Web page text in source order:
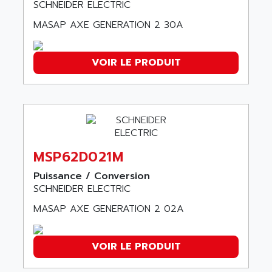
MOVITRAC
LEXIUM
SERVODYN
SE50
ACMD2
PLS514
PLS510
SERVOSTAR
AC FEED MOTOR
ADITEC
ADL EUROTECH
ADLEE POWERTRONIC
ADLINK TECHNOLOGY
ADM ELECTRONIC
ADMV
ADN
ADN PESAGE
ADVANCE
SCHNEIDER ELECTRIC
MASAP AXE GENERATION 2 30A
VOIR LE PRODUIT
MSP62D021M
Puissance / Conversion
SCHNEIDER ELECTRIC
MASAP AXE GENERATION 2 02A
VOIR LE PRODUIT